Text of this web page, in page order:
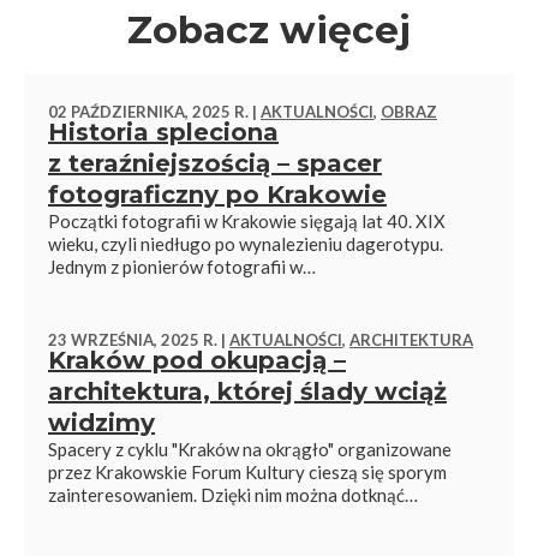
Zobacz więcej
02 PAŹDZIERNIKA, 2025 R. | AKTUALNOŚCI, OBRAZ
Historia spleciona
z teraźniejszością – spacer
fotograficzny po Krakowie
Początki fotografii w Krakowie sięgają lat 40. XIX
wieku, czyli niedługo po wynalezieniu dagerotypu.
Jednym z pionierów fotografii w…
23 WRZEŚNIA, 2025 R. | AKTUALNOŚCI, ARCHITEKTURA
Kraków pod okupacją –
architektura, której ślady wciąż
widzimy
Spacery z cyklu "Kraków na okrągło" organizowane
przez Krakowskie Forum Kultury cieszą się sporym
zainteresowaniem. Dzięki nim można dotknąć…